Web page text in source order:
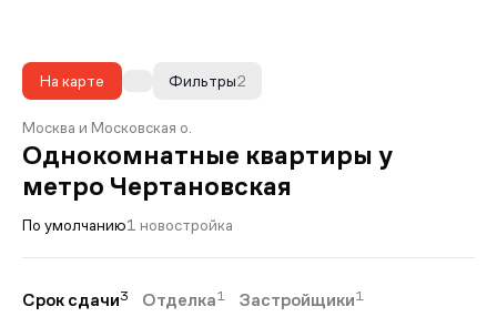
На карте 2
Фильтры
Москва и Московская о.
Однокомнатные квартиры у
метро Чертановская
По умолчанию1 новостройка
Срок сдачи3 Отделка1 Застройщики1